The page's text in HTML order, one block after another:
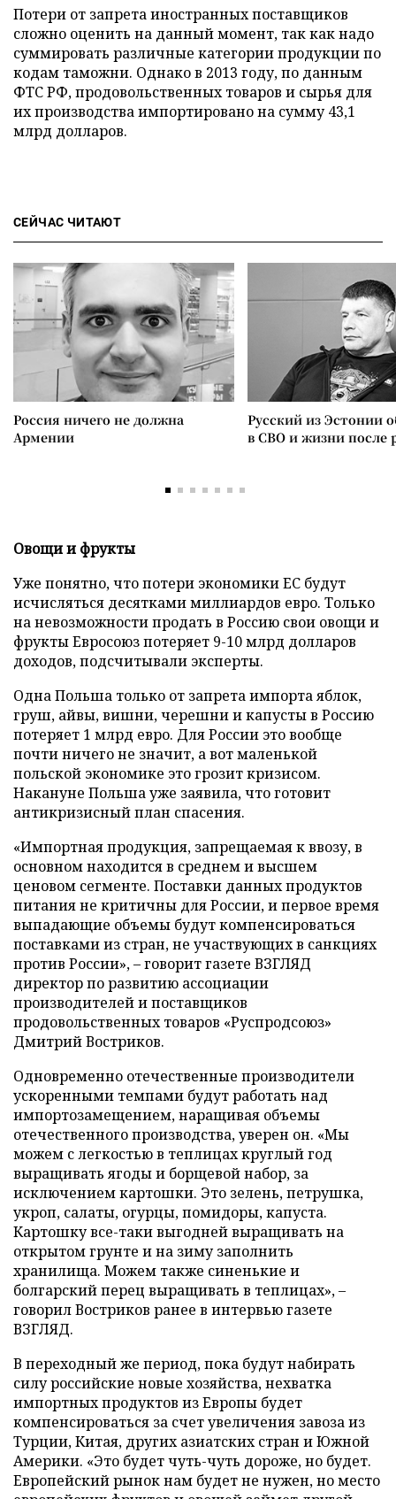
Потери от запрета иностранных поставщиков
сложно оценить на данный момент, так как надо
суммировать различные категории продукции по
кодам таможни. Однако в 2013 году, по данным
ФТС РФ, продовольственных товаров и сырья для
их производства импортировано на сумму 43,1
млрд долларов.
СЕЙЧАС ЧИТАЮТ
Россия ничего не должна
Армении
Русский из Эстонии
в СВО и жизни после
Овощи и фрукты
Уже понятно, что потери экономики ЕС будут
исчисляться десятками миллиардов евро. Только
на невозможности продать в Россию свои овощи и
фрукты Евросоюз потеряет 9-10 млрд долларов
доходов, подсчитывали эксперты.
Одна Польша только от запрета импорта яблок,
груш, айвы, вишни, черешни и капусты в Россию
потеряет 1 млрд евро. Для России это вообще
почти ничего не значит, а вот маленькой
польской экономике это грозит кризисом.
Накануне Польша уже заявила, что готовит
антикризисный план спасения.
«Импортная продукция, запрещаемая к ввозу, в
основном находится в среднем и высшем
ценовом сегменте. Поставки данных продуктов
питания не критичны для России, и первое время
выпадающие объемы будут компенсироваться
поставками из стран, не участвующих в санкциях
против России», – говорит газете ВЗГЛЯД
директор по развитию ассоциации
производителей и поставщиков
продовольственных товаров «Руспродсоюз»
Дмитрий Востриков.
Одновременно отечественные производители
ускоренными темпами будут работать над
импортозамещением, наращивая объемы
отечественного производства, уверен он. «Мы
можем с легкостью в теплицах круглый год
выращивать ягоды и борщевой набор, за
исключением картошки. Это зелень, петрушка,
укроп, салаты, огурцы, помидоры, капуста.
Картошку все-таки выгодней выращивать на
открытом грунте и на зиму заполнить
хранилища. Можем также синенькие и
болгарский перец выращивать в теплицах», –
говорил Востриков ранее в интервью газете
ВЗГЛЯД.
В переходный же период, пока будут набирать
силу российские новые хозяйства, нехватка
импортных продуктов из Европы будет
компенсироваться за счет увеличения завоза из
Турции, Китая, других азиатских стран и Южной
Америки. «Это будет чуть-чуть дороже, но будет.
Европейский рынок нам будет не нужен, но место